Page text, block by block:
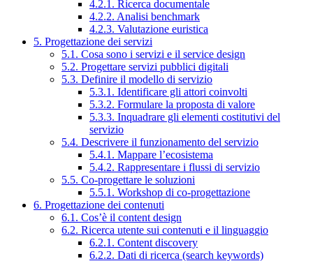
4.2.1. Ricerca documentale
4.2.2. Analisi benchmark
4.2.3. Valutazione euristica
5. Progettazione dei servizi
5.1. Cosa sono i servizi e il service design
5.2. Progettare servizi pubblici digitali
5.3. Definire il modello di servizio
5.3.1. Identificare gli attori coinvolti
5.3.2. Formulare la proposta di valore
5.3.3. Inquadrare gli elementi costitutivi del
servizio
5.4. Descrivere il funzionamento del servizio
5.4.1. Mappare l’ecosistema
5.4.2. Rappresentare i flussi di servizio
5.5. Co-progettare le soluzioni
5.5.1. Workshop di co-progettazione
6. Progettazione dei contenuti
6.1. Cos’è il content design
6.2. Ricerca utente sui contenuti e il linguaggio
6.2.1. Content discovery
6.2.2. Dati di ricerca (search keywords)